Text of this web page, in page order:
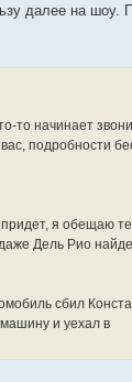
далее на шоу.
то начинает
подробности
я обещаю
Дель Рио
сбил
и уехал в